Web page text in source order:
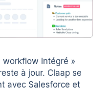
workflow intégré »
à jour. Claap se
avec Salesforce et